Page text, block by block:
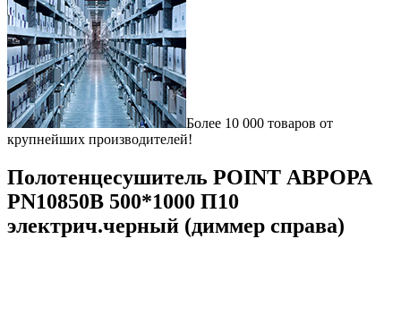
Более 10 000 товаров от
крупнейших производителей!
Полотенцесушитель POINT АВРОРА
PN10850В 500*1000 П10
электрич.черный (диммер справа)